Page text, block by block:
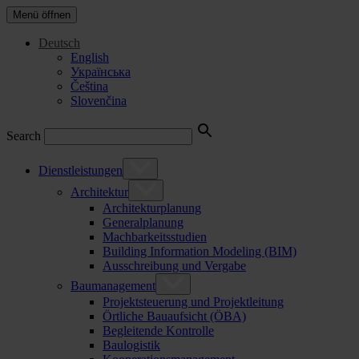
Menü öffnen
Deutsch
English
Українська
Čeština
Slovenčina
Search
Dienstleistungen
Architektur
Architekturplanung
Generalplanung
Machbarkeitsstudien
Building Information Modeling (BIM)
Ausschreibung und Vergabe
Baumanagement
Projektsteuerung und Projektleitung
Örtliche Bauaufsicht (ÖBA)
Begleitende Kontrolle
Baulogistik